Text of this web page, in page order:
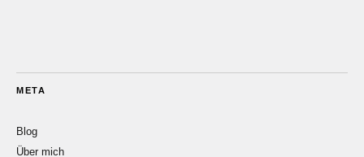
META
Blog
Über mich